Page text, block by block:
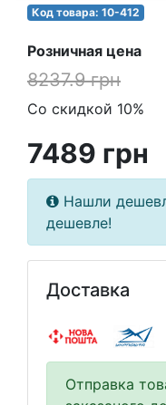
Код товара: 10-412
Розничная цена
8237.9 грн
Со скидкой 10%
7489 грн
Нашли
дешевле!
Доставка
Отправка